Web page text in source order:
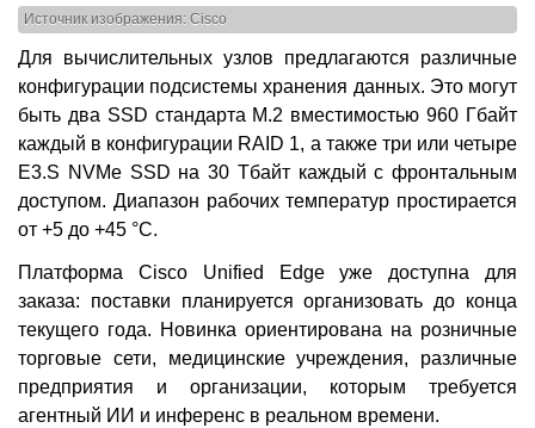
Источник изображения: Cisco
Для вычислительных узлов предлагаются различные
конфигурации подсистемы хранения данных. Это могут
быть два SSD стандарта M.2 вместимостью 960 Гбайт
каждый в конфигурации RAID 1, а также три или четыре
E3.S NVMe SSD на 30 Тбайт каждый с фронтальным
доступом. Диапазон рабочих температур простирается
от +5 до +45 °C.
Платформа Cisco Unified Edge уже доступна для
заказа: поставки планируется организовать до конца
текущего года. Новинка ориентирована на розничные
торговые сети, медицинские учреждения, различные
предприятия и организации, которым требуется
агентный ИИ и инференс в реальном времени.